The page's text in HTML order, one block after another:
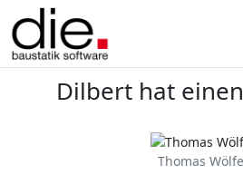
Dilbert hat einen
Thomas